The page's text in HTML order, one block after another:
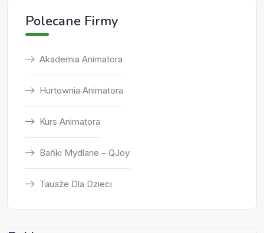
Polecane Firmy
Akademia Animatora
Hurtownia Animatora
Kurs Animatora
Bańki Mydlane – QJoy
Tauaże Dla Dzieci